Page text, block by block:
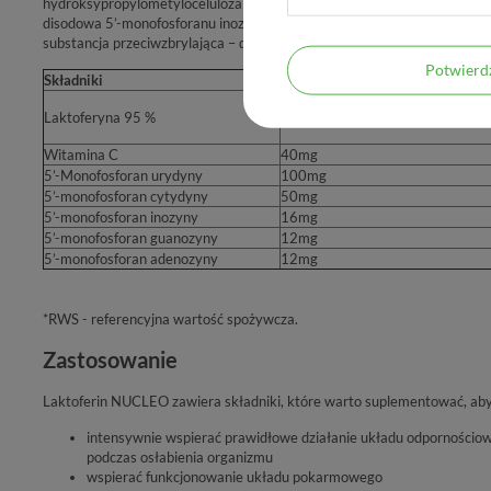
disodowa 5’-monofosforanu inozyny, sól disodowa 5’-monofosforanu
substancja przeciwzbrylająca – dwutlenek krzemu.
Składniki Dzienna porcja (1kapsułka)
Laktoferyna 95 %
100mg
Witamina C 40mg
5’-Monofosforan urydyny
100mg
5’-monofosforan cytydyny
50mg
5’-monofosforan inozyny
16mg
5’-monofosforan guanozyny
12mg
5’-monofosforan adenozyny
12mg
*RWS - referencyjna wartość spożywcza.
Zastosowanie
Laktoferin NUCLEO zawiera składniki, które warto suplementować,
intensywnie wspierać prawidłowe działanie układu
podczas osłabienia organizmu
wspierać funkcjonowanie układu pokarmowego